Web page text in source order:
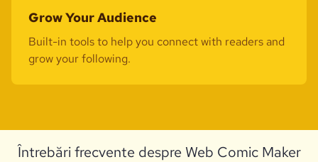
Grow Your Audience
Built-in tools to help you connect with readers and
grow your following.
Întrebări frecvente despre Web Comic Maker